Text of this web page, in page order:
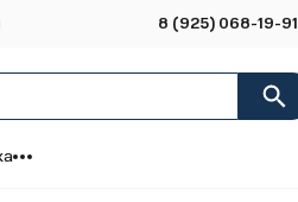
8 (925) 068-19-91